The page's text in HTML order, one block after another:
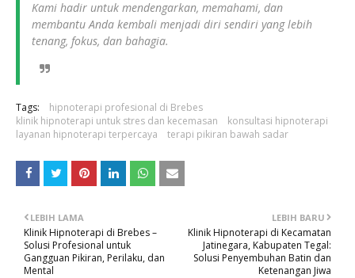
Kami hadir untuk mendengarkan, memahami, dan
membantu Anda kembali menjadi diri sendiri yang lebih
tenang, fokus, dan bahagia.
Tags:
hipnoterapi profesional di Brebes
klinik hipnoterapi untuk stres dan kecemasan
konsultasi hipnoterapi
layanan hipnoterapi terpercaya
terapi pikiran bawah sadar
LEBIH BARU
Klinik Hipnoterapi di Kecamatan
Jatinegara, Kabupaten Tegal:
Solusi Penyembuhan Batin dan
Ketenangan Jiwa
LEBIH LAMA
Klinik Hipnoterapi di Brebes –
Solusi Profesional untuk
Gangguan Pikiran, Perilaku, dan
Mental